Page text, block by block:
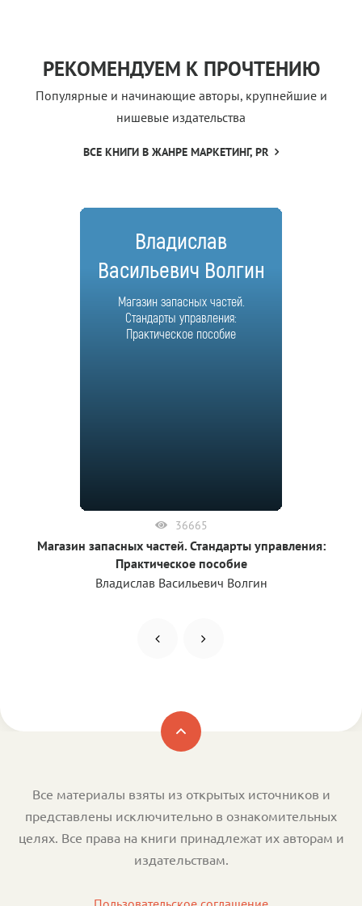
РЕКОМЕНДУЕМ К ПРОЧТЕНИЮ
Популярные и начинающие авторы, крупнейшие и
нишевые издательства
ВСЕ КНИГИ В ЖАНРЕ МАРКЕТИНГ, PR
Владислав
Васильевич Волгин
Магазин запасных частей.
Стандарты управления:
Практическое пособие
36665
Магазин запасных частей. Стандарты управления:
Практическое пособие
Владислав Васильевич Волгин
Все материалы взяты из открытых источников и
представлены исключительно в ознакомительных
целях. Все права на книги принадлежат их авторам и
издательствам.